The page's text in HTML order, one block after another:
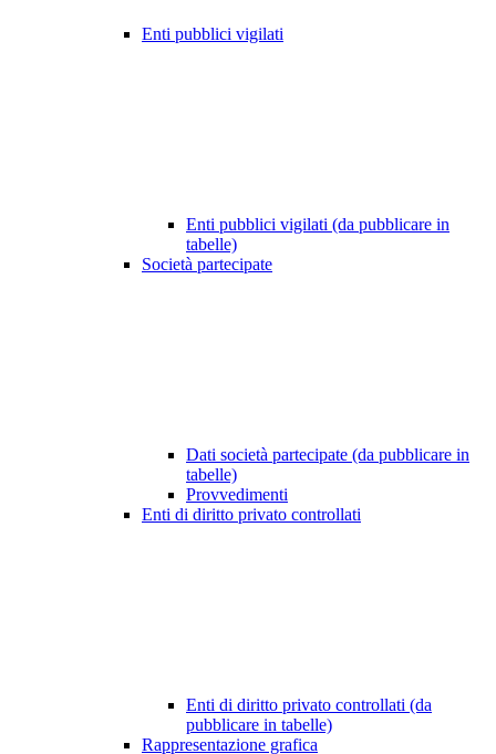
Enti pubblici vigilati
Enti pubblici vigilati (da pubblicare in
tabelle)
Società partecipate
Dati società partecipate (da pubblicare in
tabelle)
Provvedimenti
Enti di diritto privato controllati
Enti di diritto privato controllati (da
pubblicare in tabelle)
Rappresentazione grafica